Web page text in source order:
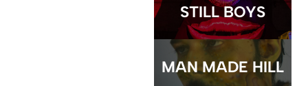
STILL BOYS
MAN MADE HILL